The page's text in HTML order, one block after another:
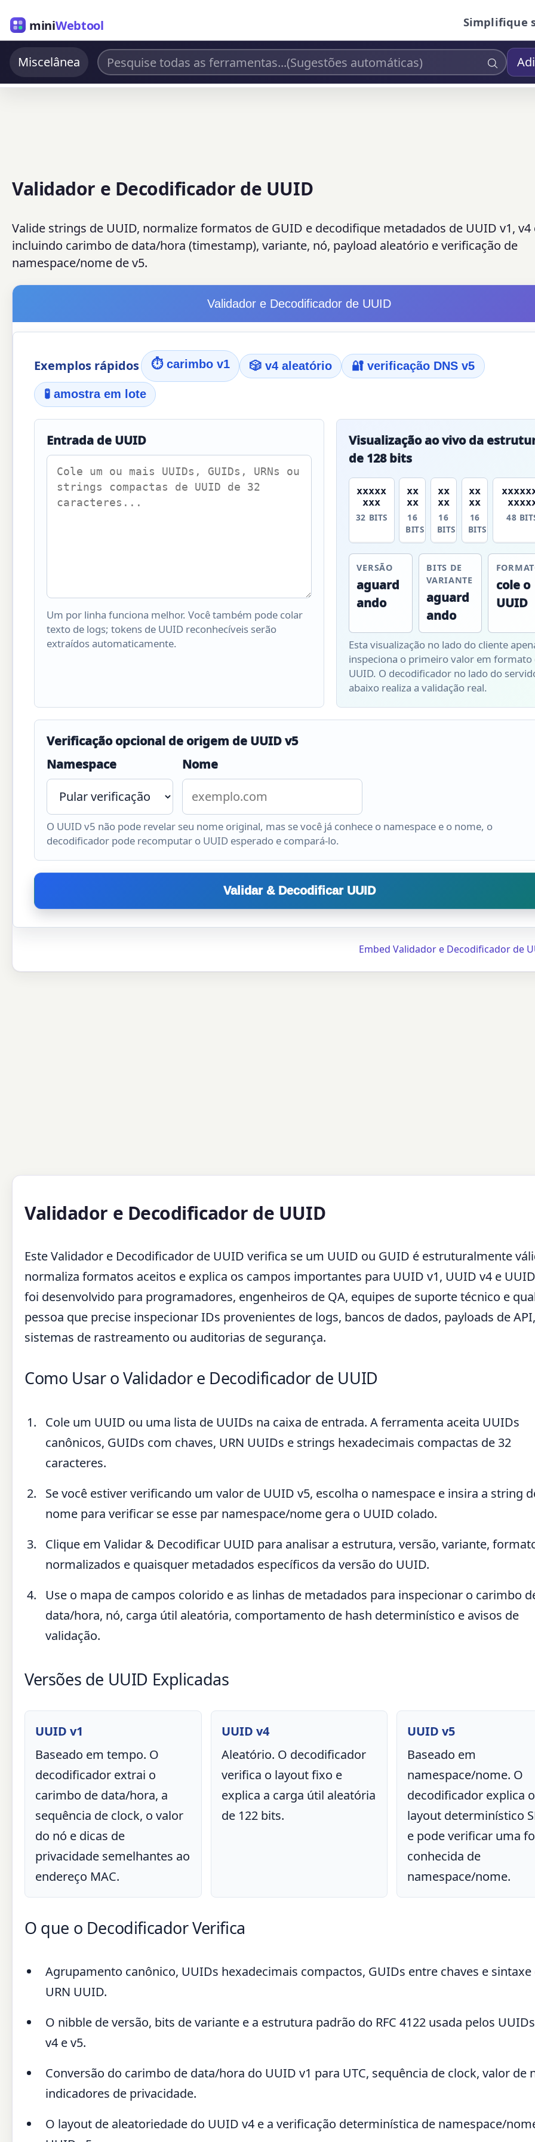
miniWebtool Simplifique
Miscelânea
Validador e Decodificador de UUID
Valide strings de UUID, normalize formatos de GUID e decodifique metadados de UUID v1, v4
incluindo carimbo de data/hora (timestamp), variante, nó, payload aleatório e verificação de
namespace/nome de v5.
Validador e Decodificador de UUID
Exemplos rápidos ⏱ carimbo v1 🎲 v4 aleatório 🔐 verificação DNS v5
🧪 amostra em lote
Entrada de UUID
Um por linha funciona melhor. Você também pode colar
texto de logs; tokens de UUID reconhecíveis serão
extraídos automaticamente.
Visualização ao vivo da
de 128 bits
xxxxx
xxx
32 BITS
xx
xx
16
BITS
xx
xx
16
BITS
xx
xx
16
BITS
48
VERSÃO
aguard
ando
BITS DE
VARIANTE
aguard
ando
cole o
UUID
Esta visualização no lado do cliente
inspeciona o primeiro valor em formato
UUID. O decodificador no lado do
abaixo realiza a validação real.
Verificação opcional de origem de UUID v5
Namespace
Nome
O UUID v5 não pode revelar seu nome original, mas se você já conhece o namespace e o nome, o
decodificador pode recomputar o UUID esperado e compará-lo.
Validar & Decodificar UUID
Embed Validador e Decodificador de
Validador e Decodificador de UUID
Este Validador e Decodificador de UUID verifica se um UUID ou GUID é estruturalmente
normaliza formatos aceitos e explica os campos importantes para UUID v1, UUID v4 e
foi desenvolvido para programadores, engenheiros de QA, equipes de suporte técnico e
pessoa que precise inspecionar IDs provenientes de logs, bancos de dados, payloads de API,
sistemas de rastreamento ou auditorias de segurança.
Como Usar o Validador e Decodificador de UUID
Cole um UUID ou uma lista de UUIDs na caixa de entrada. A ferramenta aceita UUIDs
canônicos, GUIDs com chaves, URN UUIDs e strings hexadecimais compactas de 32
caracteres.
Se você estiver verificando um valor de UUID v5, escolha o namespace e insira a string
nome para verificar se esse par namespace/nome gera o UUID colado.
Clique em Validar & Decodificar UUID para analisar a estrutura, versão, variante,
normalizados e quaisquer metadados específicos da versão do UUID.
Use o mapa de campos colorido e as linhas de metadados para inspecionar o carimbo
data/hora, nó, carga útil aleatória, comportamento de hash determinístico e avisos de
validação.
Versões de UUID Explicadas
UUID v1
Baseado em tempo. O
decodificador extrai o
carimbo de data/hora, a
sequência de clock, o valor
do nó e dicas de
privacidade semelhantes ao
endereço MAC.
UUID v4
Aleatório. O decodificador
verifica o layout fixo e
explica a carga útil aleatória
de 122 bits.
UUID v5
Baseado em
namespace/nome. O
decodificador explica o
layout determinístico
e pode verificar uma
conhecida de
namespace/nome.
O que o Decodificador Verifica
Agrupamento canônico, UUIDs hexadecimais compactos, GUIDs entre chaves e sintaxe
URN UUID.
O nibble de versão, bits de variante e a estrutura padrão do RFC 4122 usada pelos
v4 e v5.
Conversão do carimbo de data/hora do UUID v1 para UTC, sequência de clock, valor de
indicadores de privacidade.
O layout de aleatoriedade do UUID v4 e a verificação determinística de namespace/